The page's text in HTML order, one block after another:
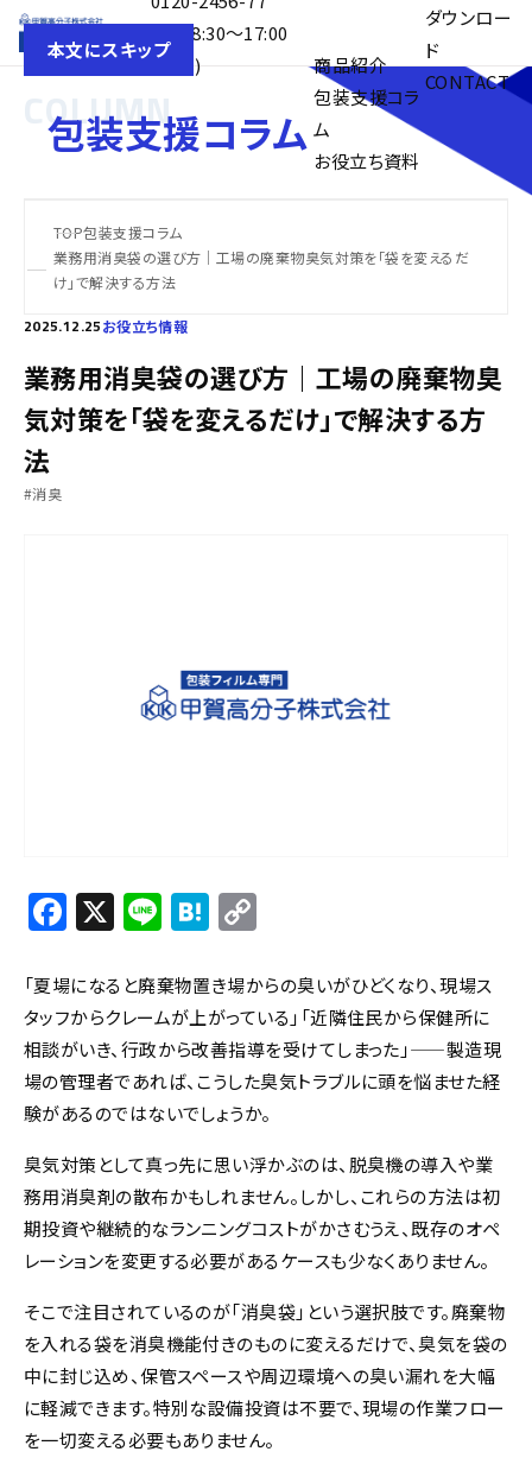
本文にスキップ
受付 8:30〜17:00
(平日)
商品紹介
包装支援コラ
ム
お役立ち資料
ダウンロー
ド
CONTACT
COLUMN
包装支援コラム
TOP包装支援コラム
業務用消臭袋の選び方｜工場の廃棄物臭気対策を「袋を変えるだ
け」で解決する方法
2025.12.25お役立ち情報
業務用消臭袋の選び方｜工場の廃棄物臭
気対策を「袋を変えるだけ」で解決する方
法
#消臭
F
c
e
b
o
o
k
X Li
e
H
e
n
a
p
y
Li
n
k
「夏場になると廃棄物置き場からの臭いがひどくなり、現場ス
タッフからクレームが上がっている」「近隣住民から保健所に
相談がいき、行政から改善指導を受けてしまった」——製造現
場の管理者であれば、こうした臭気トラブルに頭を悩ませた経
験があるのではないでしょうか。
臭気対策として真っ先に思い浮かぶのは、脱臭機の導入や業
務用消臭剤の散布かもしれません。しかし、これらの方法は初
期投資や継続的なランニングコストがかさむうえ、既存のオペ
レーションを変更する必要があるケースも少なくありません。
そこで注目されているのが「消臭袋」という選択肢です。廃棄物
を入れる袋を消臭機能付きのものに変えるだけで、臭気を袋の
中に封じ込め、保管スペースや周辺環境への臭い漏れを大幅
に軽減できます。特別な設備投資は不要で、現場の作業フロー
を一切変える必要もありません。